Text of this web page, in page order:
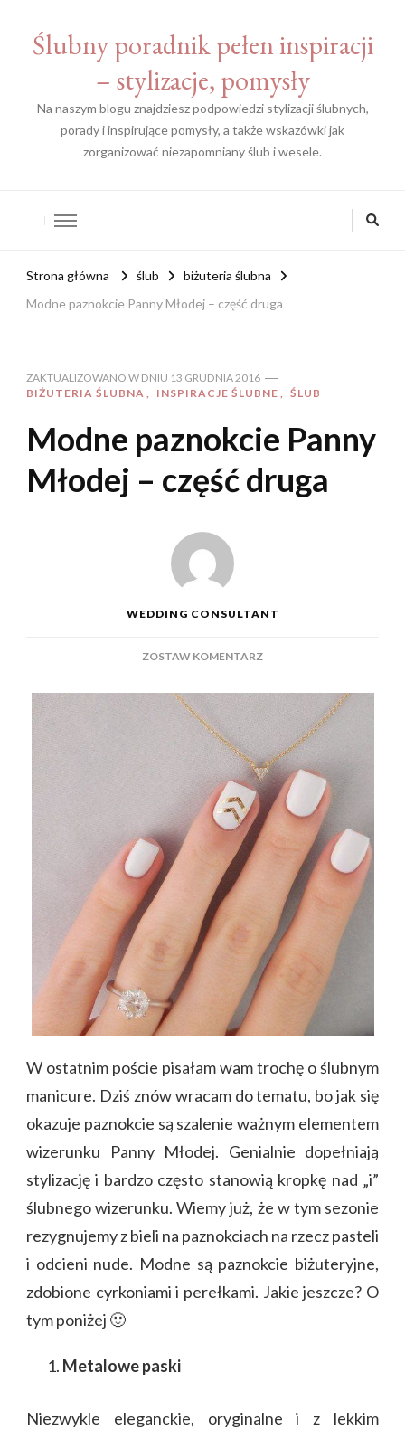
Ślubny poradnik pełen inspiracji
– stylizacje, pomysły
Na naszym blogu znajdziesz podpowiedzi stylizacji ślubnych,
porady i inspirujące pomysły, a także wskazówki jak
zorganizować niezapomniany ślub i wesele.
Strona główna ślub
biżuteria ślubna
Modne paznokcie Panny Młodej – część druga
ZAKTUALIZOWANO W DNIU 13 GRUDNIA 2016
BIŻUTERIA ŚLUBNA
INSPIRACJE ŚLUBNE ŚLUB
Modne paznokcie Panny
Młodej – część druga
WEDDING CONSULTANT
ZOSTAW KOMENTARZDO
PAZNOKCIE
PANNY
MŁODEJ
–
CZĘŚĆ
DRUGA
W ostatnim poście pisałam wam trochę o ślubnym
manicure. Dziś znów wracam do tematu, bo jak się
okazuje paznokcie są szalenie ważnym elementem
wizerunku Panny Młodej. Genialnie dopełniają
stylizację i bardzo często stanowią kropkę nad „i”
ślubnego wizerunku. Wiemy już, że w tym sezonie
rezygnujemy z bieli na paznokciach na rzecz pasteli
i odcieni nude. Modne są paznokcie biżuteryjne,
zdobione cyrkoniami i perełkami. Jakie jeszcze? O
tym poniżej 🙂
Metalowe paski
Niezwykle eleganckie, oryginalne i z lekkim